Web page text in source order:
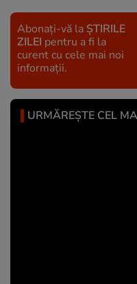
Abonați-vă la ȘTIRILE
ZILEI pentru a fi la
curent cu cele mai noi
informații.
URMĂREȘTE CEL